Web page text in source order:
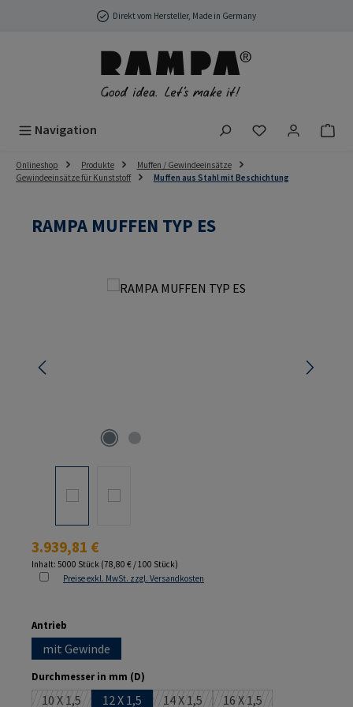
Zum Hauptinhalt springenDirekt vom Hersteller, Made in Germany
Navigation Du hast 0
Onlineshop Produkte
Muffen / Gewindeeinsätze
Gewindeeinsätze für Kunststoff
Muffen aus Stahl mit Beschichtung
RAMPA MUFFEN TYP ES
Bildergalerie überspringen
Regulärer Preis:
3.939,81 €
Inhalt: 5000 Stück (78,80 € / 100 Stück)
Preise exkl. MwSt. zzgl. Versandkosten
Antrieb
mit Gewinde
Durchmesser in mm (D)
10 X 1,5 12 X 1,5 14 X 1,5 16 X 1,5